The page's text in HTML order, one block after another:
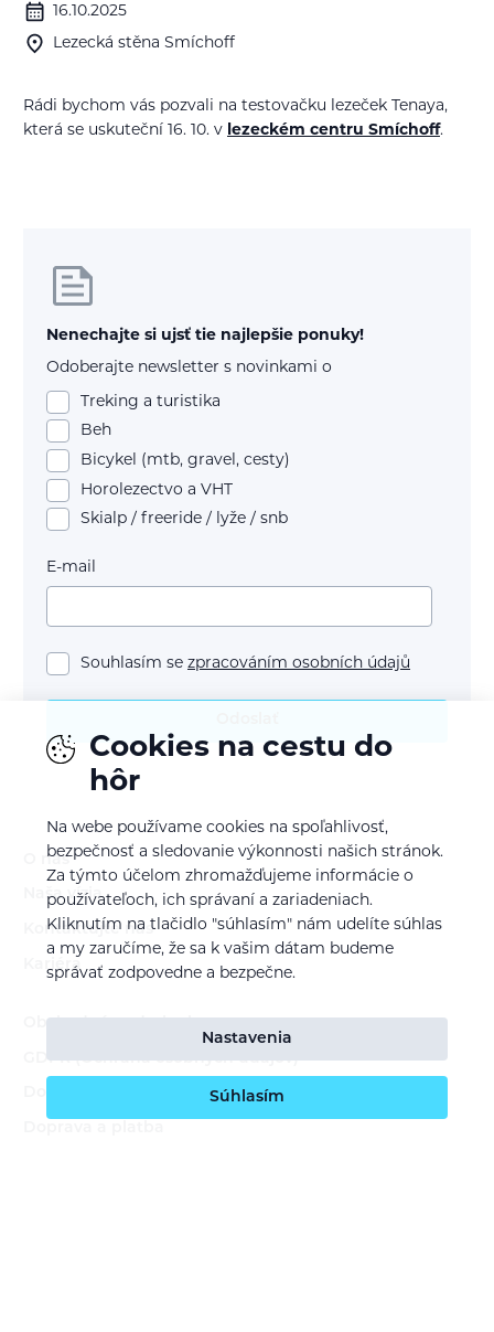
16.10.2025
Lezecká stěna Smíchoff
Rádi bychom vás pozvali na testovačku lezeček Tenaya,
která se uskuteční 16. 10. v lezeckém centru Smíchoff.
Nenechajte si ujsť tie najlepšie ponuky!
Odoberajte newsletter s novinkami o
Treking a turistika
Beh
Bicykel (mtb, gravel, cesty)
Horolezectvo a VHT
Skialp / freeride / lyže / snb
E-mail
Souhlasím se zpracováním osobních údajů
O nás
Naša vízia
Kontaktujte nás
Kariéra
Obchodné podmienky
GDPR (Ochrana osobných údajov)
Cookies na cestu do
hôr
Na webe používame cookies na spoľahlivosť,
bezpečnosť a sledovanie výkonnosti našich stránok.
Za týmto účelom zhromažďujeme informácie o
používateľoch, ich správaní a zariadeniach.
Kliknutím na tlačidlo "súhlasím" nám udelíte súhlas
a my zaručíme, že sa k vašim dátam budeme
správať zodpovedne a bezpečne.
Nastavenia
Súhlasím